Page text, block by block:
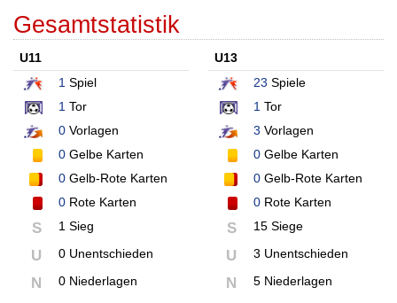
Gesamtstatistik
U11
1 Spiel
1 Tor
0 Vorlagen
0 Gelbe Karten
0 Gelb-Rote Karten
0 Rote Karten
S 1 Sieg
U 0 Unentschieden
N 0 Niederlagen
U13
23 Spiele
1Tor
3 Vorlagen
0Gelbe Karten
0Gelb-Rote Karten
0Rote Karten
S 15 Siege
U 3 Unentschieden
N 5 Niederlagen